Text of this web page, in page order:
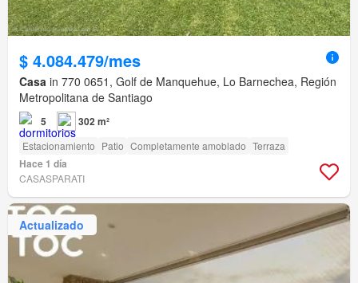
$ 4.084.479/mes
Casa in 770 0651, Golf de Manquehue, Lo Barnechea, Región
Metropolitana de Santiago
5 302 m²
Estacionamiento Patio Completamente amoblado Terraza
Hace 1 día
CASASPARATI
Actualizado